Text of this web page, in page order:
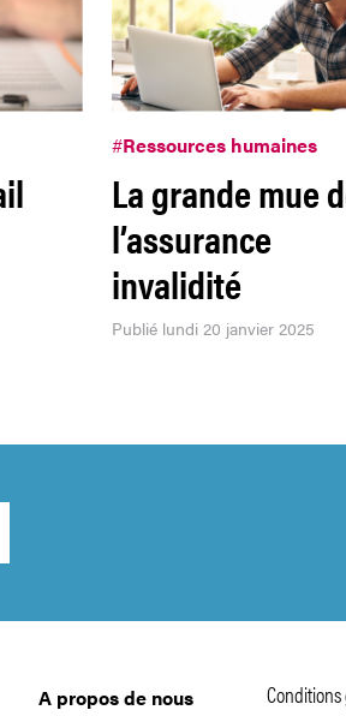
#Ressources humaines
La grande mue
l’assurance
invalidité
Publié lundi 20 janvier 2025
A propos de nous